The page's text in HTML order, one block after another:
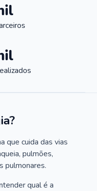
que cuida das vias
pulmões,
pulmonares.
qual é a